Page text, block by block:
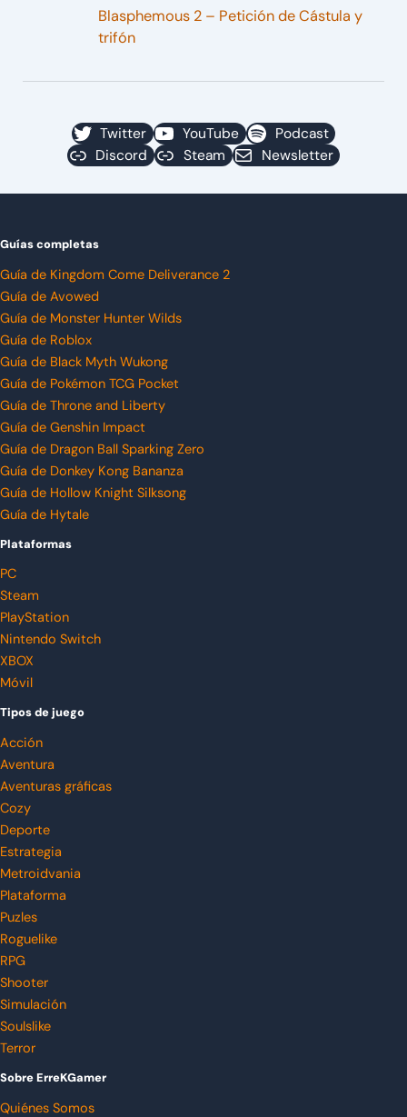
Blasphemous 2 – Petición de Cástula y
trifón
Twitter YouTube
Podcast
Discord
Steam Newsletter
Guías completas
Guía de Kingdom Come Deliverance 2
Guía de Avowed
Guía de Monster Hunter Wilds
Guía de Roblox
Guía de Black Myth Wukong
Guía de Pokémon TCG Pocket
Guía de Throne and Liberty
Guía de Genshin Impact
Guía de Dragon Ball Sparking Zero
Guía de Donkey Kong Bananza
Guía de Hollow Knight Silksong
Guía de Hytale
Plataformas
PC
Steam
PlayStation
Nintendo Switch
XBOX
Móvil
Tipos de juego
Acción
Aventura
Aventuras gráficas
Cozy
Deporte
Estrategia
Metroidvania
Plataforma
Puzles
Roguelike
RPG
Shooter
Simulación
Soulslike
Terror
Sobre ErreKGamer
Quiénes Somos